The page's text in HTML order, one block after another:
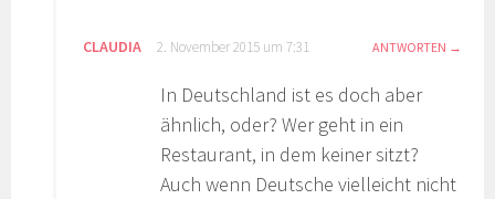
CLAUDIA 2. November 2015 um 7:31 ANTWORTEN
In Deutschland ist es doch aber
ähnlich, oder? Wer geht in ein
Restaurant, in dem keiner sitzt?
Auch wenn Deutsche vielleicht nicht